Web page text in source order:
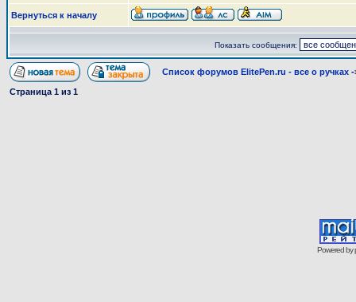
Вернуться к началу
Показать сообщения:
Список форумов ElitePen.ru - все о ручках
Страница 1 из 1
Powered by